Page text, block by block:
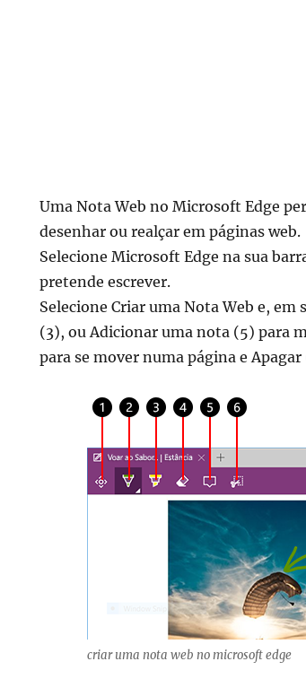
Uma Nota Web no Microsoft Edge
desenhar ou realçar em páginas web.
Selecione Microsoft Edge na sua
pretende escrever.
Selecione Criar uma Nota Web e, em
(3), ou Adicionar uma nota (5) para
para se mover numa página e
criar uma nota web no microsoft edge